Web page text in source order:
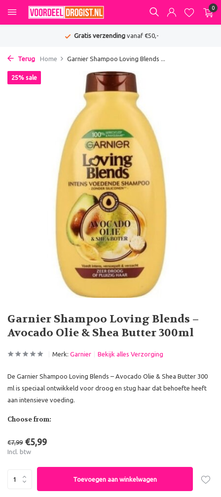
0
Gratis verzendingvanaf €50,-
Terug Home Garnier Shampoo Loving Blends ...
Garnier Shampoo Loving Blends –
Avocado Olie & Shea Butter 300ml
25% sale
Merk: Garnier Bekijk alles Verzorging
De Garnier Shampoo Loving Blends – Avocado Olie & Shea Butter 300
ml is speciaal ontwikkeld voor droog en stug haar dat behoefte heeft
aan intensieve voeding.
Choose from:
€7,99 €5,99
Incl. btw
Toevoegen aan winkelwagen